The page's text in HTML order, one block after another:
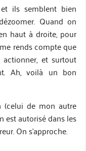
ils semblent bien
Quand on
haut à droite, pour
rends compte que
et surtout
Ah, voilà un bon
(celui de mon autre
est autorisé dans les
On s’approche.